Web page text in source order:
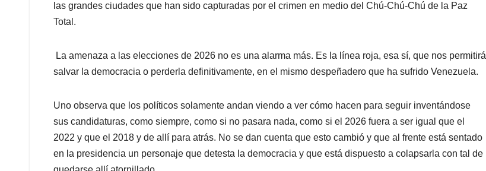
las grandes ciudades que han sido capturadas por el crimen en medio del Chú-Chú-Chú de la Paz
Total.
La amenaza a las elecciones de 2026 no es una alarma más. Es la línea roja, esa sí, que nos permitirá
salvar la democracia o perderla definitivamente, en el mismo despeñadero que ha sufrido Venezuela.
Uno observa que los políticos solamente andan viendo a ver cómo hacen para seguir inventándose
sus candidaturas, como siempre, como si no pasara nada, como si el 2026 fuera a ser igual que el
2022 y que el 2018 y de allí para atrás. No se dan cuenta que esto cambió y que al frente está sentado
en la presidencia un personaje que detesta la democracia y que está dispuesto a colapsarla con tal de